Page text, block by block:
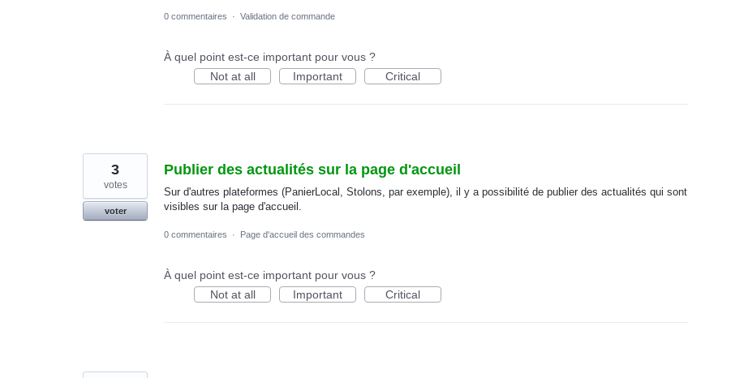
0 commentaires · Validation de commande
À quel point est-ce important pour vous ?
Not at all
Important Critical
Publier des actualités sur la page d'accueil
Sur d'autres plateformes (PanierLocal, Stolons, par exemple), il y a possibilité de publier des actualités qui sont
visibles sur la page d'accueil.
3
votes
voter
0 commentaires · Page d'accueil des commandes
À quel point est-ce important pour vous ?
Not at all
Important Critical